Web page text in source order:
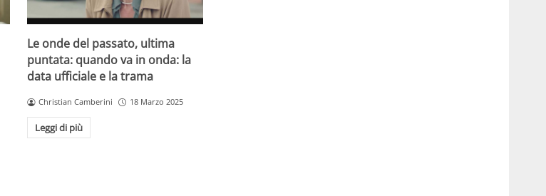
Le onde del passato, ultima
puntata: quando va in onda: la
data ufficiale e la trama
Christian Camberini 18 Marzo 2025
Leggi di più